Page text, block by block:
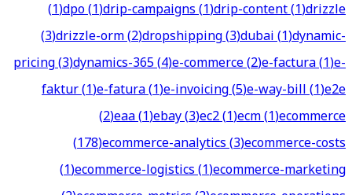
(1)dpo(1)drip-campaigns(1)drip-content(1)drizzle
(3)drizzle-orm(2)dropshipping(3)dubai(1)dynamic-
pricing(3)dynamics-365(4)e-commerce(2)e-factura(1)e-
faktur(1)e-fatura(1)e-invoicing(5)e-way-bill(1)e2e
(2)eaa(1)ebay(3)ec2(1)ecm(1)ecommerce
(178)ecommerce-analytics(3)ecommerce-costs
(1)ecommerce-logistics(1)ecommerce-marketing